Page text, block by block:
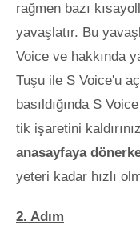
rağmen bazı
yavaşlatır. Bu
Voice ve hakkında
Tuşu ile S Voice'u
basıldığında S
tik işaretini
anasayfaya
yeteri kadar hızlı
2. Adım